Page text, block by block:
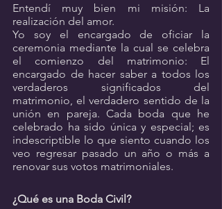
Entendí muy bien mi misión: La
realización del amor.
Yo soy el encargado de oficiar la
ceremonia mediante la cual se celebra
el comienzo del matrimonio: El
encargado de hacer saber a todos los
verdaderos significados del
matrimonio, el verdadero sentido de la
unión en pareja. Cada boda que he
celebrado ha sido única y especial; es
indescriptible lo que siento cuando los
veo regresar pasado un año o más a
renovar sus votos matrimoniales.
¿Qué es una Boda Civil?